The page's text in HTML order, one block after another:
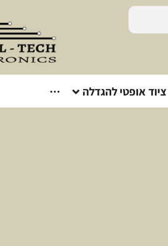
ציוד אופטי להגדלה ···